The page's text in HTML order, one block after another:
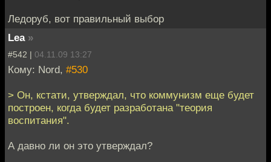
Ледоруб, вот правильный выбор
Lea »
#542 | 04.11.09 13:27
Кому: Nord, #530
> Он, кстати, утверждал, что коммунизм еще будет
построен, когда будет разработана "теория
воспитания".
А давно ли он это утверждал?